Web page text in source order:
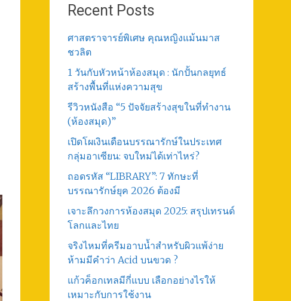
Recent Posts
ศาสตราจารย์พิเศษ คุณหญิงแม้นมาส
ชวลิต
1 วันกับหัวหน้าห้องสมุด : นักปั้นกลยุทธ์
สร้างพื้นที่แห่งความสุข
รีวิวหนังสือ “5 ปัจจัยสร้างสุขในที่ทำงาน
(ห้องสมุด)”
เปิดโผเงินเดือนบรรณารักษ์ในประเทศ
กลุ่มอาเซียน: จบใหม่ได้เท่าไหร่?
ถอดรหัส “LIBRARY”: 7 ทักษะที่
บรรณารักษ์ยุค 2026 ต้องมี
เจาะลึกวงการห้องสมุด 2025: สรุปเทรนด์
โลกและไทย
จริงไหมที่ครีมอาบน้ำสำหรับผิวแพ้ง่าย
ห้ามมีคำว่า Acid บนขวด ?
แก้วค็อกเทลมีกี่แบบ เลือกอย่างไรให้
เหมาะกับการใช้งาน